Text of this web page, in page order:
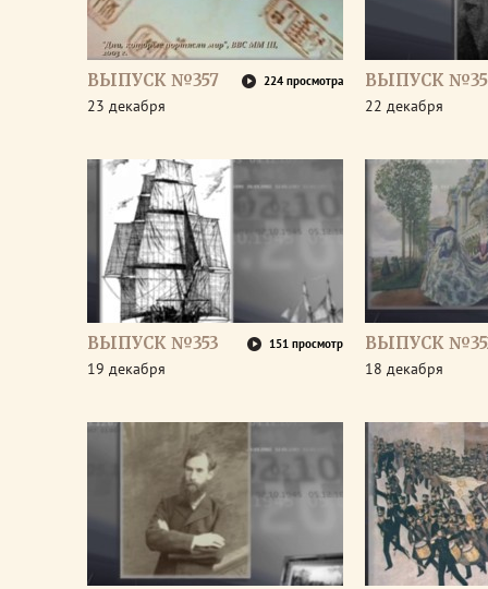
ВЫПУСК №357 224 просмотра
23 декабря
ВЫПУСК
22 декабря
ВЫПУСК №353 151 просмотр
19 декабря
ВЫПУСК
18 декабря